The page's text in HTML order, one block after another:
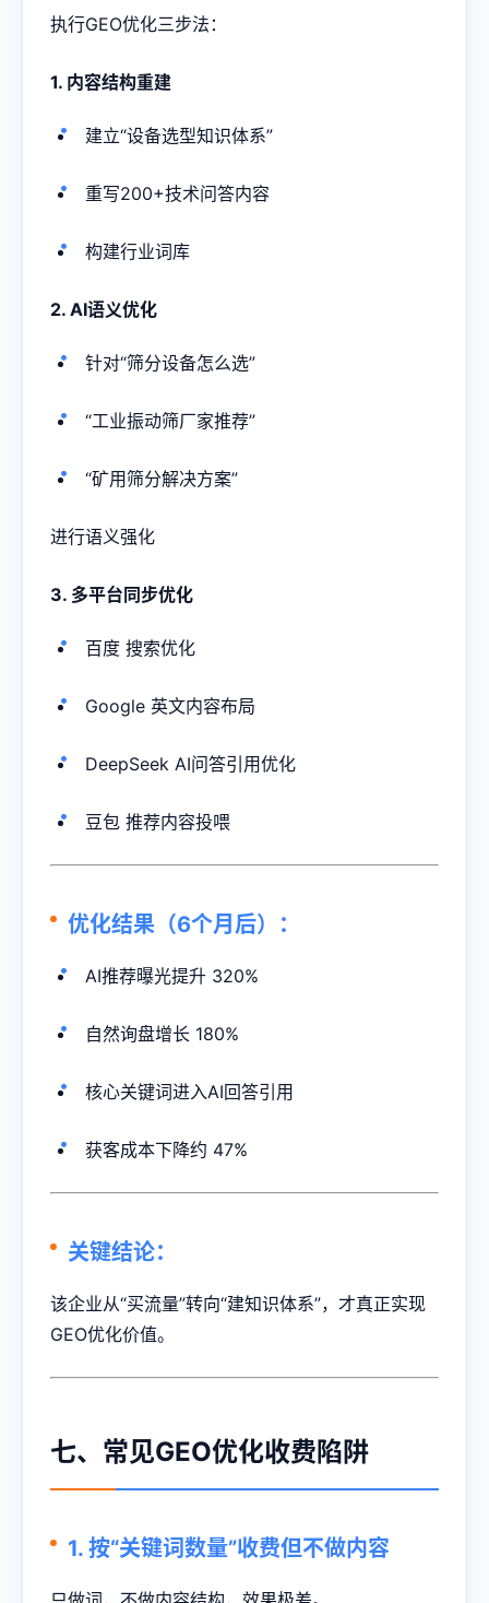
执行GEO优化三步法：
1. 内容结构重建
建立“设备选型知识体系”
重写200+技术问答内容
构建行业词库
2. AI语义优化
针对“筛分设备怎么选”
“工业振动筛厂家推荐”
“矿用筛分解决方案”
进行语义强化
3. 多平台同步优化
百度 搜索优化
Google 英文内容布局
DeepSeek AI问答引用优化
豆包 推荐内容投喂
优化结果（6个月后）：
AI推荐曝光提升 320%
自然询盘增长 180%
核心关键词进入AI回答引用
获客成本下降约 47%
关键结论：
该企业从“买流量”转向“建知识体系”，才真正实现
GEO优化价值。
七、常见GEO优化收费陷阱
1. 按“关键词数量”收费但不做内容